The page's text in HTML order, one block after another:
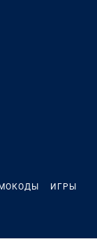
ИГРЫ